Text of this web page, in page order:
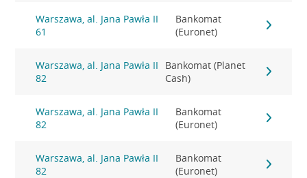
Warszawa, al. Jana Pawła II
61
Bankomat
(Euronet)
Warszawa, al. Jana Pawła II
82
Bankomat (Planet
Cash)
Warszawa, al. Jana Pawła II
82
Bankomat
(Euronet)
Warszawa, al. Jana Pawła II
82
Bankomat
(Euronet)